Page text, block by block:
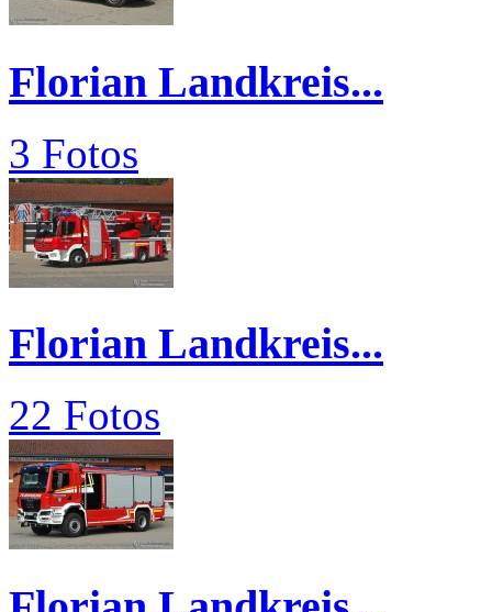
Florian Landkreis...
3 Fotos
Florian Landkreis...
22 Fotos